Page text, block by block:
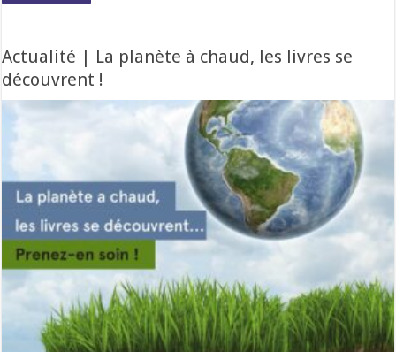
Actualité | La planète à chaud, les livres se
découvrent !